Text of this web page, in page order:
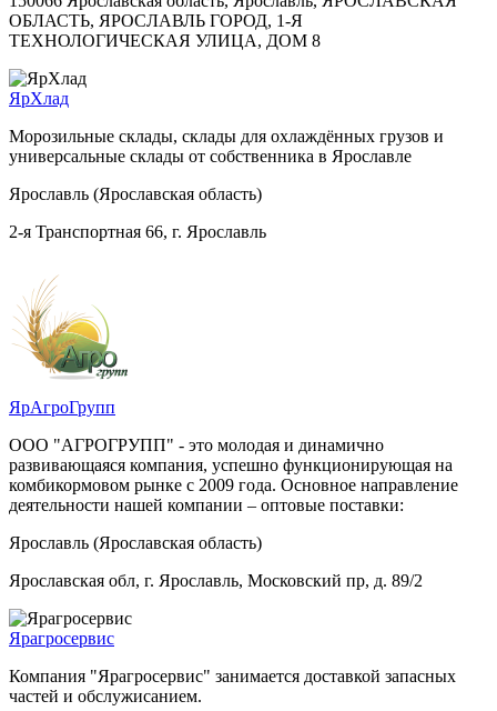
ОБЛАСТЬ, ЯРОСЛАВЛЬ ГОРОД, 1-Я
ТЕХНОЛОГИЧЕСКАЯ УЛИЦА, ДОМ 8
ЯрХлад
Морозильные склады, склады для охлаждённых грузов и
универсальные склады от собственника в Ярославле
Ярославль (Ярославская область)
2-я Транспортная 66, г. Ярославль
ЯрАгроГрупп
ООО "АГРОГРУПП" - это молодая и динамично
развивающаяся компания, успешно функционирующая на
комбикормовом рынке с 2009 года. Основное направление
деятельности нашей компании – оптовые поставки:
Ярославль (Ярославская область)
Ярославская обл, г. Ярославль, Московский пр, д. 89/2
Ярагросервис
Компания "Ярагросервис" занимается доставкой запасных
частей и обслужисанием.